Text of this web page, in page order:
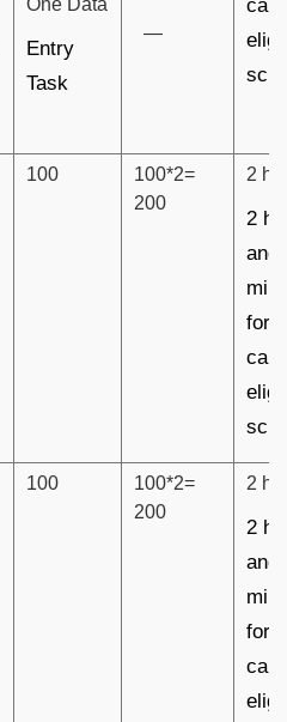
One Data
Entry
Task
—
100
100*2=
200
2
2
and
for
100
100*2=
200
2
2
and
for